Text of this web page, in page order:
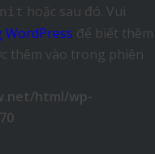
hoặc sau đó. Vui
để biết thêm
thêm vào trong phiên
html/wp-